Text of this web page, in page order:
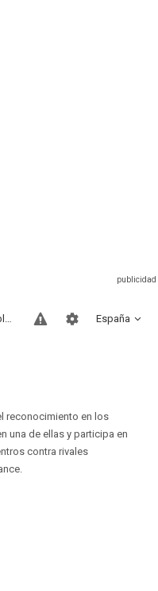
España
Sitios compatibles
reconocimiento en los
una de ellas y participa en
contra rivales